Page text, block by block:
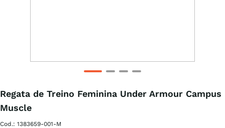
Regata de Treino Feminina Under Armour Campus
Muscle
Cod.: 1383659-001-M